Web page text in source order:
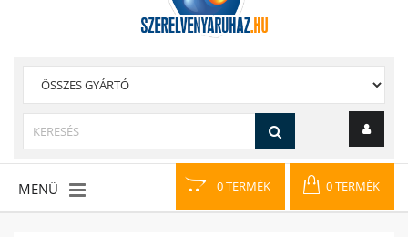
0 TERMÉK 0 TERMÉK
MENÜ